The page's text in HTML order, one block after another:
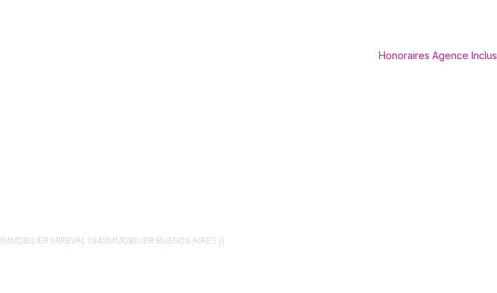
Honoraires Agence Inclus
IMMOBILIER MIREVAL (34)IMMOBILIER BUENOS AIRES ()